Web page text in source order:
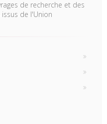
de recherche et des
de l'Union